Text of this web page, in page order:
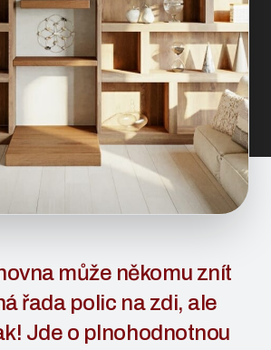
může někomu znít
řada polic na zdi, ale
Jde o plnohodnotnou